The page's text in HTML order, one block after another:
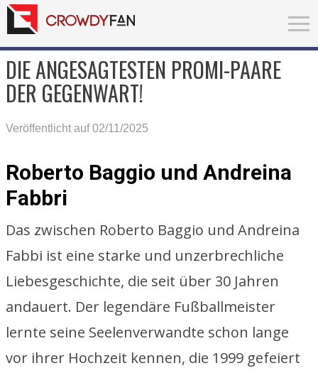
DIE ANGESAGTESTEN PROMI-PAARE
DER GEGENWART!
Veröffentlicht auf 02/11/2025
Roberto Baggio und Andreina
Fabbri
Das zwischen Roberto Baggio und Andreina
Fabbi ist eine starke und unzerbrechliche
Liebesgeschichte, die seit über 30 Jahren
andauert. Der legendäre Fußballmeister
lernte seine Seelenverwandte schon lange
vor ihrer Hochzeit kennen, die 1999 gefeiert